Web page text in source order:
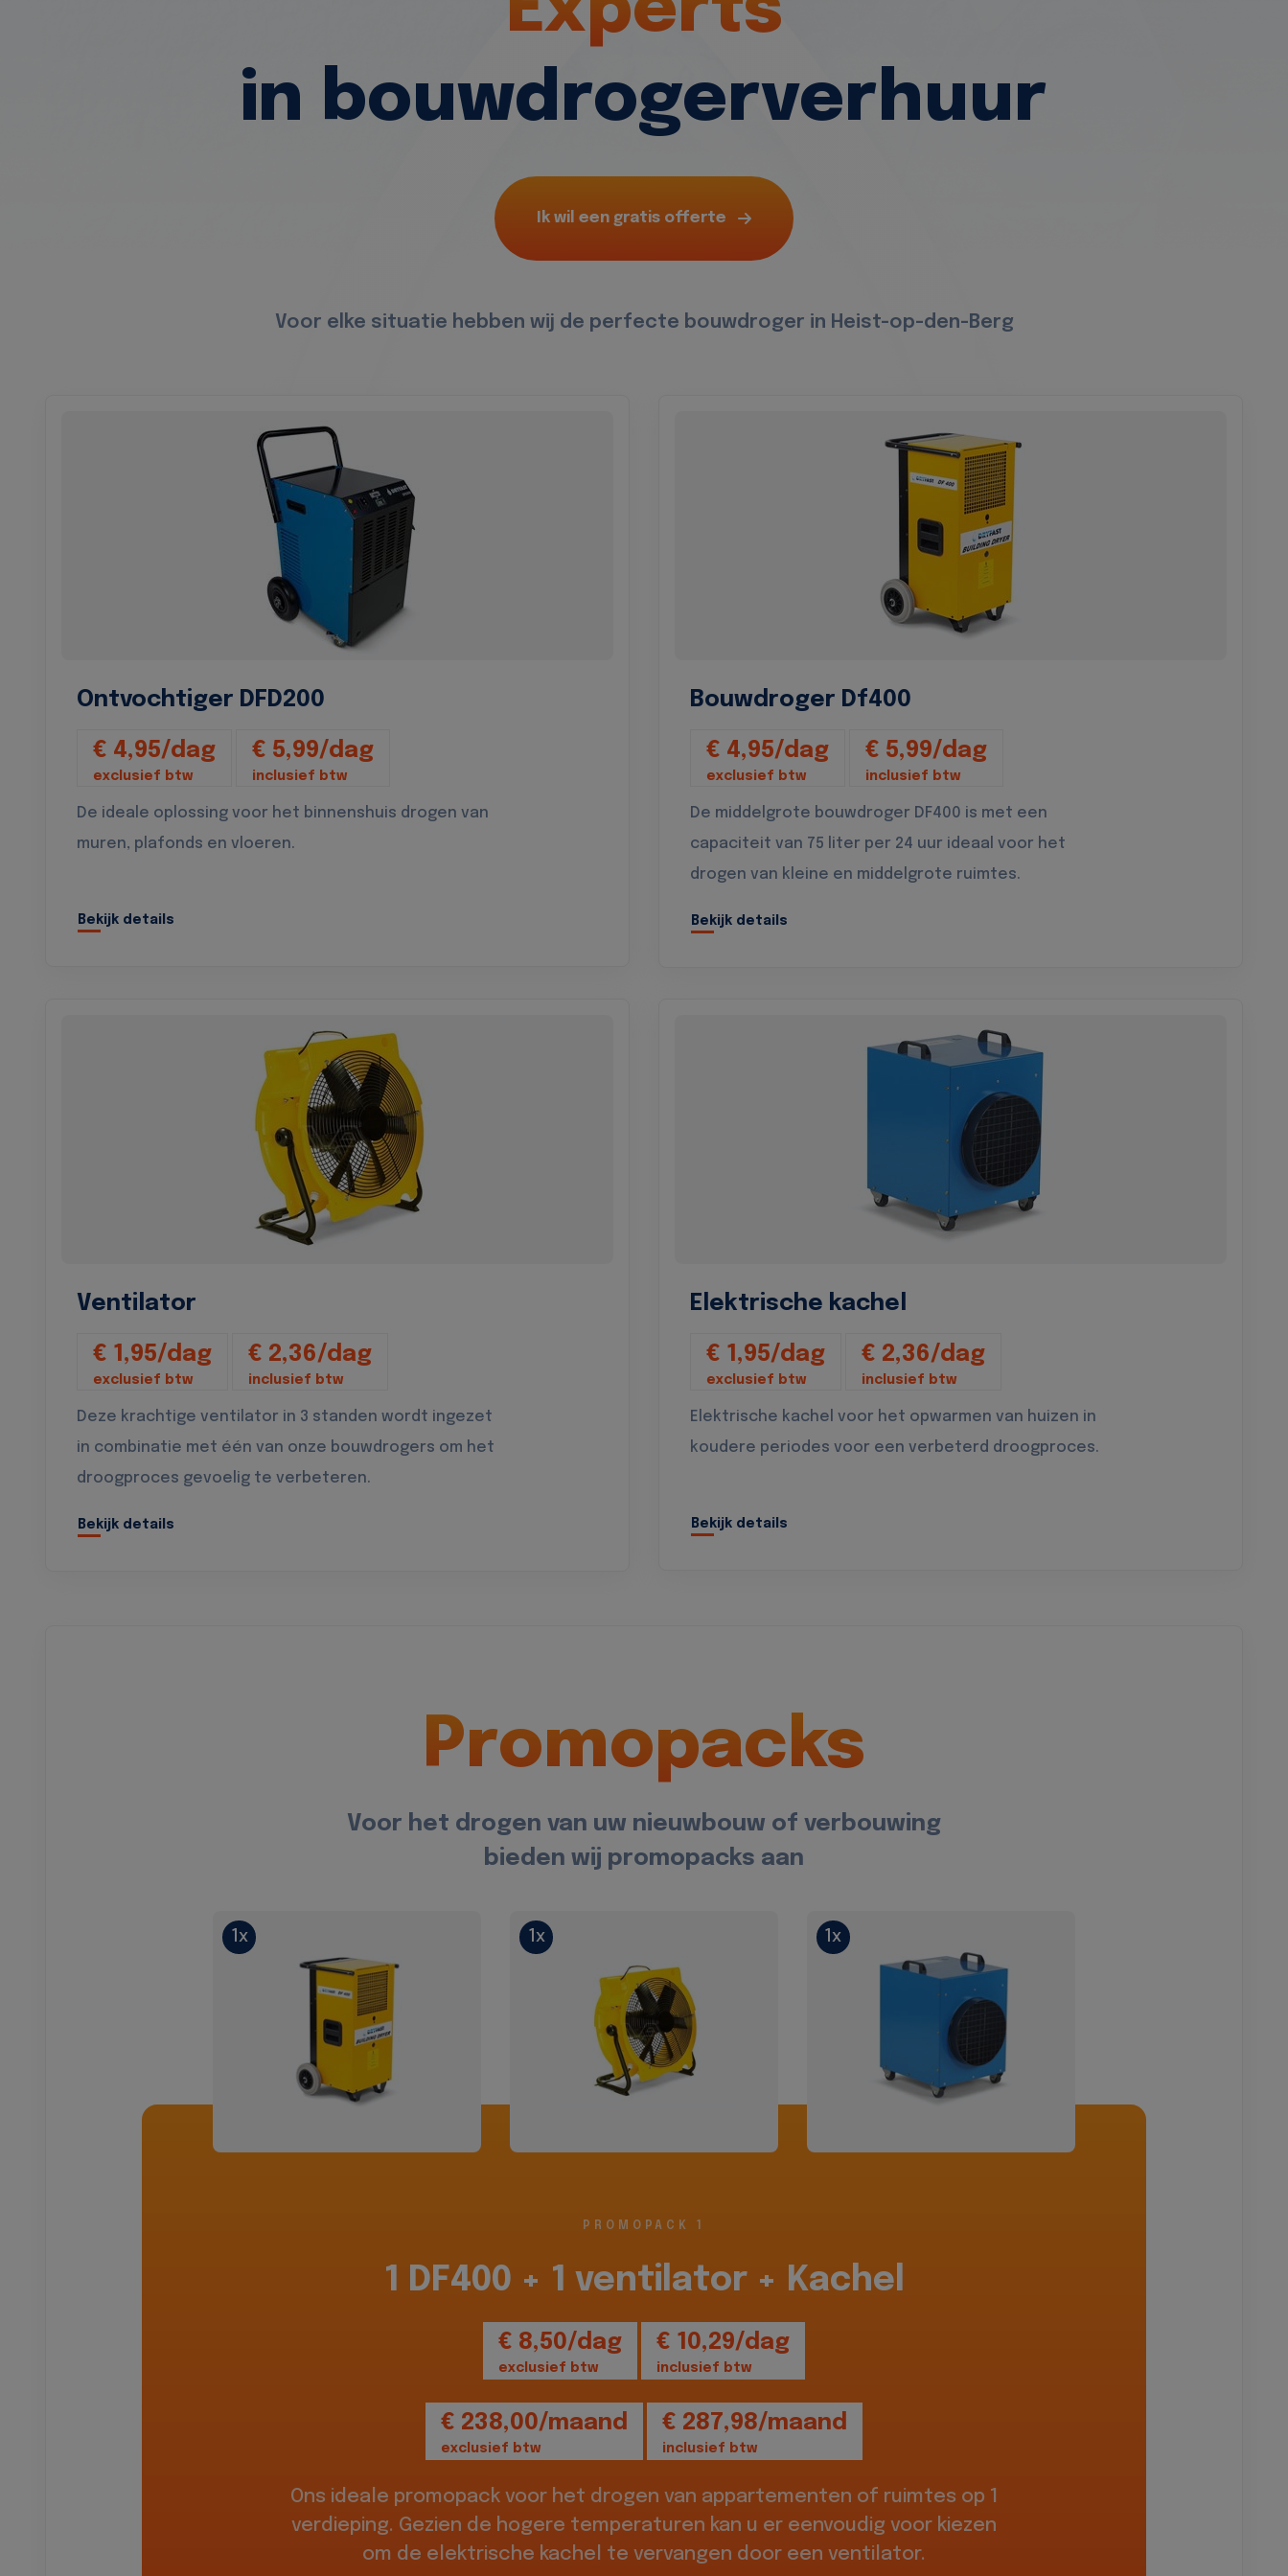
in bouwdrogerverhuur
Ik wil een gratis offerte
Voor elke situatie hebben wij de perfecte bouwdroger in Heist-op-den-Berg
Ontvochtiger DFD200
€ 4,95/dag
exclusief btw
€ 5,99/dag
inclusief btw
De ideale oplossing voor het binnenshuis drogen van
muren, plafonds en vloeren.
Bekijk details
Bouwdroger Df400
€ 4,95/dag
exclusief btw
€ 5,99/dag
inclusief btw
De middelgrote bouwdroger DF400 is met een
capaciteit van 75 liter per 24 uur ideaal voor het
drogen van kleine en middelgrote ruimtes.
Bekijk details
Ventilator
€ 1,95/dag
exclusief btw
€ 2,36/dag
inclusief btw
Deze krachtige ventilator in 3 standen wordt ingezet
in combinatie met één van onze bouwdrogers om het
droogproces gevoelig te verbeteren.
Bekijk details
Elektrische kachel
€ 1,95/dag
exclusief btw
€ 2,36/dag
inclusief btw
Elektrische kachel voor het opwarmen van huizen in
koudere periodes voor een verbeterd droogproces.
Bekijk details
Promopacks
Voor het drogen van uw nieuwbouw of verbouwing
bieden wij promopacks aan
1x 1x 1x
PROMOPACK 1
1 DF400 + 1 ventilator + Kachel
€ 8,50/dag
exclusief btw
€ 10,29/dag
inclusief btw
€ 238,00/maand
exclusief btw
€ 287,98/maand
inclusief btw
Ons ideale promopack voor het drogen van appartementen of ruimtes op 1
verdieping. Gezien de hogere temperaturen kan u er eenvoudig voor kiezen
om de elektrische kachel te vervangen door een ventilator.